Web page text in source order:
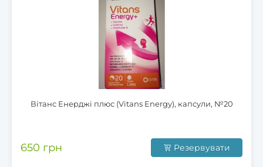
Вітанс Енерджі плюс (Vitans Energy), капсули, №20
Резервувати
650 грн